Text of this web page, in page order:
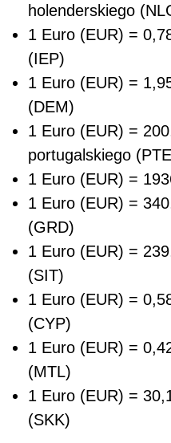
holenderskiego
1 Euro (EUR) =
(IEP)
1 Euro (EUR) =
(DEM)
1 Euro (EUR) =
portugalskiego
1 Euro (EUR) =
1 Euro (EUR) =
(GRD)
1 Euro (EUR) =
(SIT)
1 Euro (EUR) =
(CYP)
1 Euro (EUR) =
(MTL)
1 Euro (EUR) =
(SKK)